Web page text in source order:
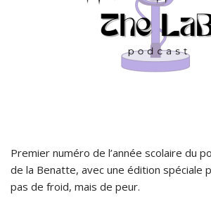
Premier numéro de l’année scolaire du
de la Benatte, avec une édition spéciale
pas de froid, mais de peur.